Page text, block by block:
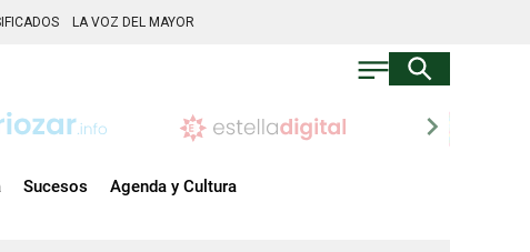
LA VOZ DEL MAYOR
chevron_right
Sucesos Agenda y Cultura